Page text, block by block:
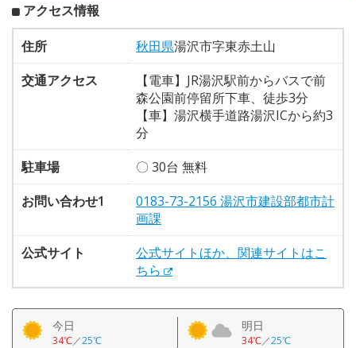
アクセス情報
住所 秋田県湯沢市字東赤土山
交通アクセス
【電車】JR湯沢駅前からバスで前
森公園前停留所下車、徒歩3分
【車】湯沢横手道路湯沢ICから約3
分
駐車場
〇 30台 無料
お問い合わせ1
0183-73-2156 湯沢市建設部都市計
画課
公式サイト
公式サイトほか、関連サイトはこ
ちら
今日
34℃／25℃
明日
34℃／25℃